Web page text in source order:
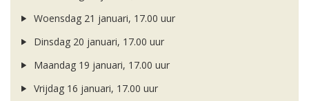
Woensdag 21 januari, 17.00 uur
Dinsdag 20 januari, 17.00 uur
Maandag 19 januari, 17.00 uur
Vrijdag 16 januari, 17.00 uur